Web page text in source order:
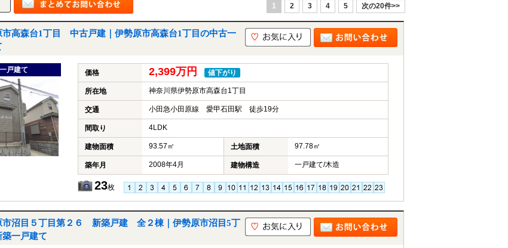
1 2 3 4 5 次の20件>>
市高森台1丁目 中古戸建｜伊勢原市高森台1丁目の中古一
戸建て 価格 2,399万円 値下がり
所在地 神奈川県伊勢原市高森台1丁目
交通 小田急小田原線 愛甲石田駅 徒歩19分
間取り 4LDK
建物面積 93.57㎡ 土地面積 97.78㎡
築年月 2008年4月 建物構造 一戸建て/木造
23枚
市沼目５丁目第２６ 新築戸建 全２棟｜伊勢原市沼目5丁
築一戸建て